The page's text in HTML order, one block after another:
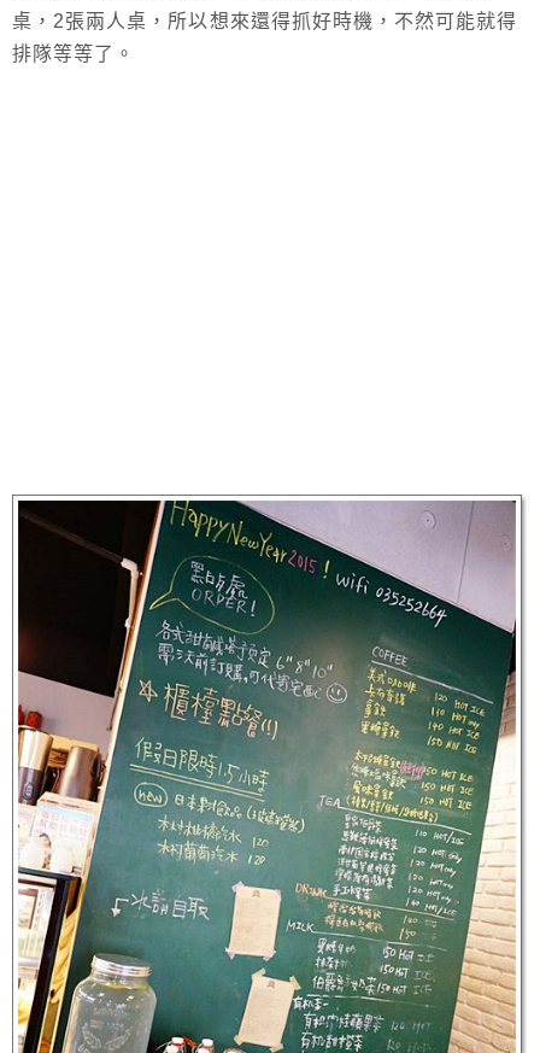
桌，2張兩人桌，所以想來還得抓好時機，不然可能就得
排隊等等了。